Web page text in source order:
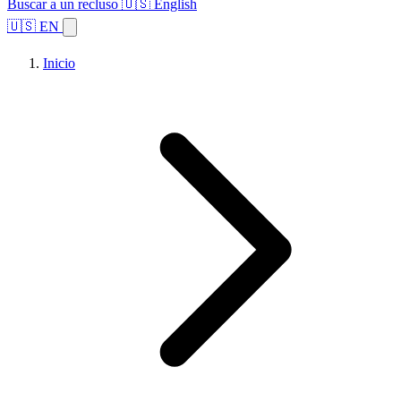
Buscar a un recluso 🇺🇸 English
🇺🇸 EN
Inicio